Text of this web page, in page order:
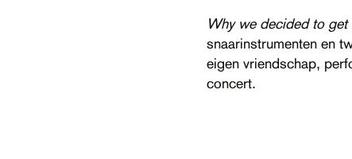
Why we decided to
snaarinstrumenten en
eigen vriendschap,
concert.